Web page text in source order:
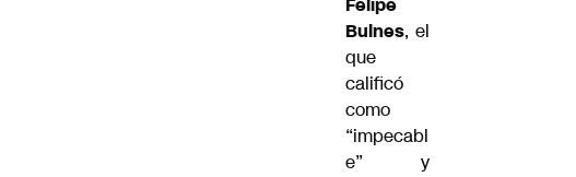
Felipe
Bulnes, el
que
calificó
como
“impecabl
e” y